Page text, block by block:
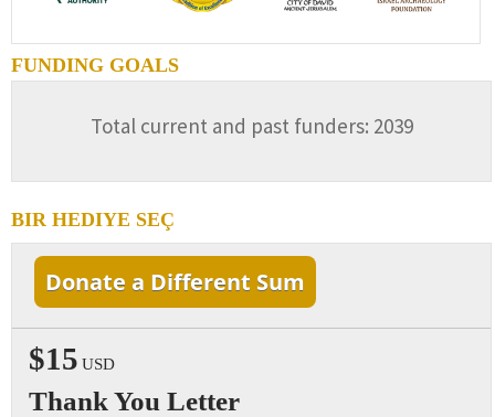
FUNDING GOALS
Total current and past funders: 2039
BIR HEDIYE SEÇ
Donate a Different Sum
$15 USD
Thank You Letter